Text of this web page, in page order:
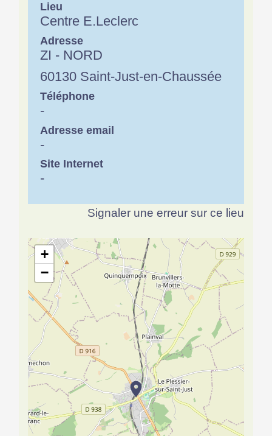
Lieu
Centre E.Leclerc
Adresse
ZI - NORD
60130 Saint-Just-en-Chaussée
Téléphone
-
Adresse email
-
Site Internet
-
Signaler une erreur sur ce lieu
location_on
+
−